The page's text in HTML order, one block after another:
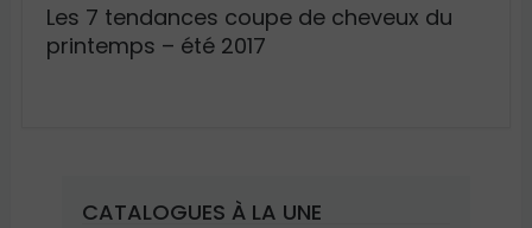
Les 7 tendances coupe de cheveux du
printemps – été 2017
CATALOGUES À LA UNE